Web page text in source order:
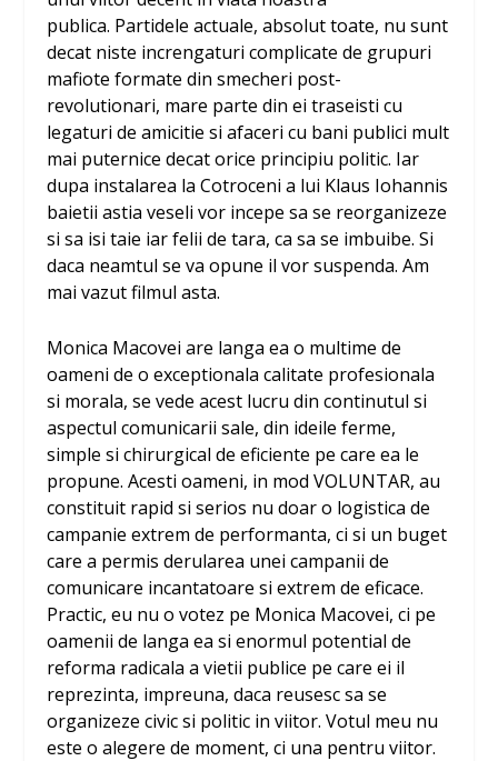
publica. Partidele actuale, absolut toate, nu sunt
decat niste increngaturi complicate de grupuri
mafiote formate din smecheri post-
revolutionari, mare parte din ei traseisti cu
legaturi de amicitie si afaceri cu bani publici mult
mai puternice decat orice principiu politic. Iar
dupa instalarea la Cotroceni a lui Klaus Iohannis
baietii astia veseli vor incepe sa se reorganizeze
si sa isi taie iar felii de tara, ca sa se imbuibe. Si
daca neamtul se va opune il vor suspenda. Am
mai vazut filmul asta.
Monica Macovei are langa ea o multime de
oameni de o exceptionala calitate profesionala
si morala, se vede acest lucru din continutul si
aspectul comunicarii sale, din ideile ferme,
simple si chirurgical de eficiente pe care ea le
propune. Acesti oameni, in mod VOLUNTAR, au
constituit rapid si serios nu doar o logistica de
campanie extrem de performanta, ci si un buget
care a permis derularea unei campanii de
comunicare incantatoare si extrem de eficace.
Practic, eu nu o votez pe Monica Macovei, ci pe
oamenii de langa ea si enormul potential de
reforma radicala a vietii publice pe care ei il
reprezinta, impreuna, daca reusesc sa se
organizeze civic si politic in viitor. Votul meu nu
este o alegere de moment, ci una pentru viitor.